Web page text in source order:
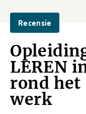
Recensie
LEREN
rond
werk